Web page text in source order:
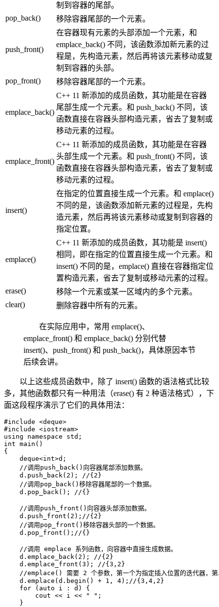
制到容器的尾部。
pop_back()
移除容器尾部的一个元素。
push_front()
在容器现有元素的头部添加一个元素，和
emplace_back() 不同，该函数添加新元素的过
程是，先构造元素，然后再将该元素移动或复
制到容器的头部。
pop_front()
移除容器尾部的一个元素。
emplace_back()
C++ 11 新添加的成员函数，其功能是在容器
尾部生成一个元素。和 push_back() 不同，该
函数直接在容器头部构造元素，省去了复制或
移动元素的过程。
emplace_front()
C++ 11 新添加的成员函数，其功能是在容器
头部生成一个元素。和 push_front() 不同，该
函数直接在容器头部构造元素，省去了复制或
移动元素的过程。
insert()
在指定的位置直接生成一个元素。和 emplace()
不同的是，该函数添加新元素的过程是，先构
造元素，然后再将该元素移动或复制到容器的
指定位置。
emplace()
C++ 11 新添加的成员函数，其功能是 insert()
相同，即在指定的位置直接生成一个元素。和
insert() 不同的是，emplace() 直接在容器指定位
置构造元素，省去了复制或移动元素的过程。
erase()
移除一个元素或某一区域内的多个元素。
clear()
删除容器中所有的元素。
在实际应用中，常用 emplace()、
emplace_front() 和 emplace_back() 分别代替
insert()、push_front() 和 push_back()，具体原因本节
后续会讲。
以上这些成员函数中，除了 insert() 函数的语法格式比较
多，其他函数都只有一种用法（erase() 有 2 种语法格式），下
面这段程序演示了它们的具体用法：
#include <deque>
#include <iostream>
using namespace std;
int main()
{
    deque<int>d;
    //调用push_back()向容器尾部添加数据。
    d.push_back(2); //{2}
    //调用pop_back()移除容器尾部的一个数据。
    d.pop_back(); //{}
    //调用push_front()向容器头部添加数据。
    d.push_front(2);//{2}
    //调用pop_front()移除容器头部的一个数据。
    d.pop_front();//{}
    //调用 emplace 系列函数，向容器中直接生成数据。
    d.emplace_back(2); //{2}
    d.emplace_front(3); //{3,2}
//emplace() 需要 2 个参数，第一个为指定插入位置的迭代器，第
    d.emplace(d.begin() + 1, 4);//{3,4,2}
    for (auto i : d) {
        cout << i << " ";
    }